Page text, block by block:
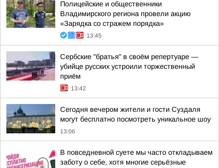
Полицейские и общественники
Владимирского региона провели акцию
«Зарядка со стражем порядка»
13:45
Сербские "братья" в своём репертуаре —
убийце русских устроили торжественный
приём
13:42
Сегодня вечером жители и гости Суздаля
могут бесплатно посмотреть уникальное шоу
13:06
В повседневной суете мы часто откладываем
заботу о себе, хотя многие серьёзные